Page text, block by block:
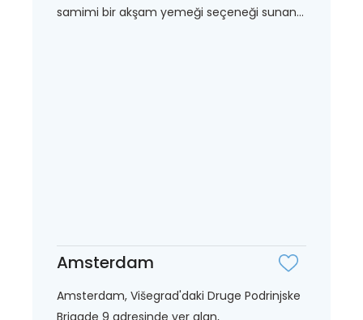
samimi bir akşam yemeği seçeneği sunan...
Amsterdam
Amsterdam, Višegrad'daki Druge Podrinjske
Brigade 9 adresinde yer alan,